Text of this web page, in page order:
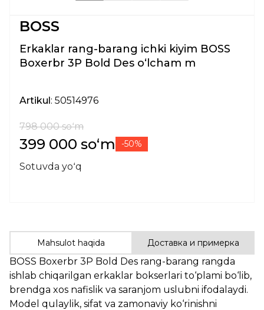
BOSS
Erkaklar rang-barang ichki kiyim BOSS
Boxerbr 3P Bold Des oʻlcham m
Artikul: 50514976
798 000 soʻm
399 000 soʻm -50%
Sotuvda yoʻq
Mahsulot haqida Доставка и примерка
BOSS Boxerbr 3P Bold Des rang-barang rangda
ishlab chiqarilgan erkaklar bokserlari to‘plami bo‘lib,
brendga xos nafislik va saranjom uslubni ifodalaydi.
Model qulaylik, sifat va zamonaviy ko‘rinishni